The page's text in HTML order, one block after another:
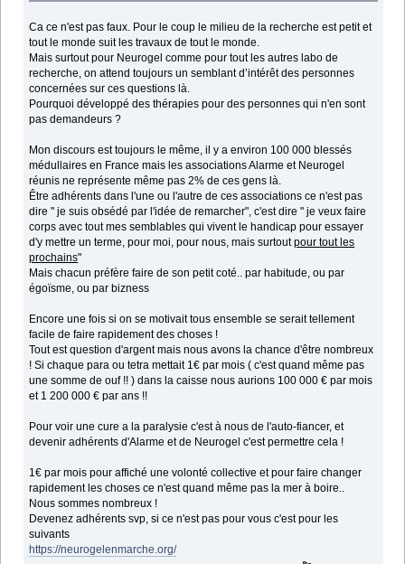
Ca ce n'est pas faux. Pour le coup le milieu de la recherche est petit et
tout le monde suit les travaux de tout le monde.
Mais surtout pour Neurogel comme pour tout les autres labo de
recherche, on attend toujours un semblant d’intérêt des personnes
concernées sur ces questions là.
Pourquoi développé des thérapies pour des personnes qui n'en sont
pas demandeurs ?
Mon discours est toujours le même, il y a environ 100 000 blessés
médullaires en France mais les associations Alarme et Neurogel
réunis ne représente même pas 2% de ces gens là.
Être adhérents dans l'une ou l'autre de ces associations ce n'est pas
dire " je suis obsédé par l'idée de remarcher", c'est dire " je veux faire
corps avec tout mes semblables qui vivent le handicap pour essayer
d'y mettre un terme, pour moi, pour nous, mais surtoutpour tout les
prochains"
Mais chacun préfère faire de son petit coté.. par habitude, ou par
égoïsme, ou par bizness
Encore une fois si on se motivait tous ensemble se serait tellement
facile de faire rapidement des choses !
Tout est question d'argent mais nous avons la chance d'être nombreux
! Si chaque para ou tetra mettait 1€ par mois ( c'est quand même pas
une somme de ouf !! ) dans la caisse nous aurions 100 000 € par mois
et 1 200 000 € par ans !!
Pour voir une cure a la paralysie c'est à nous de l'auto-fiancer, et
devenir adhérents d'Alarme et de Neurogel c'est permettre cela !
1€ par mois pour affiché une volonté collective et pour faire changer
rapidement les choses ce n'est quand même pas la mer à boire..
Nous sommes nombreux !
Devenez adhérents svp, si ce n'est pas pour vous c'est pour les
suivants
https://neurogelenmarche.org/